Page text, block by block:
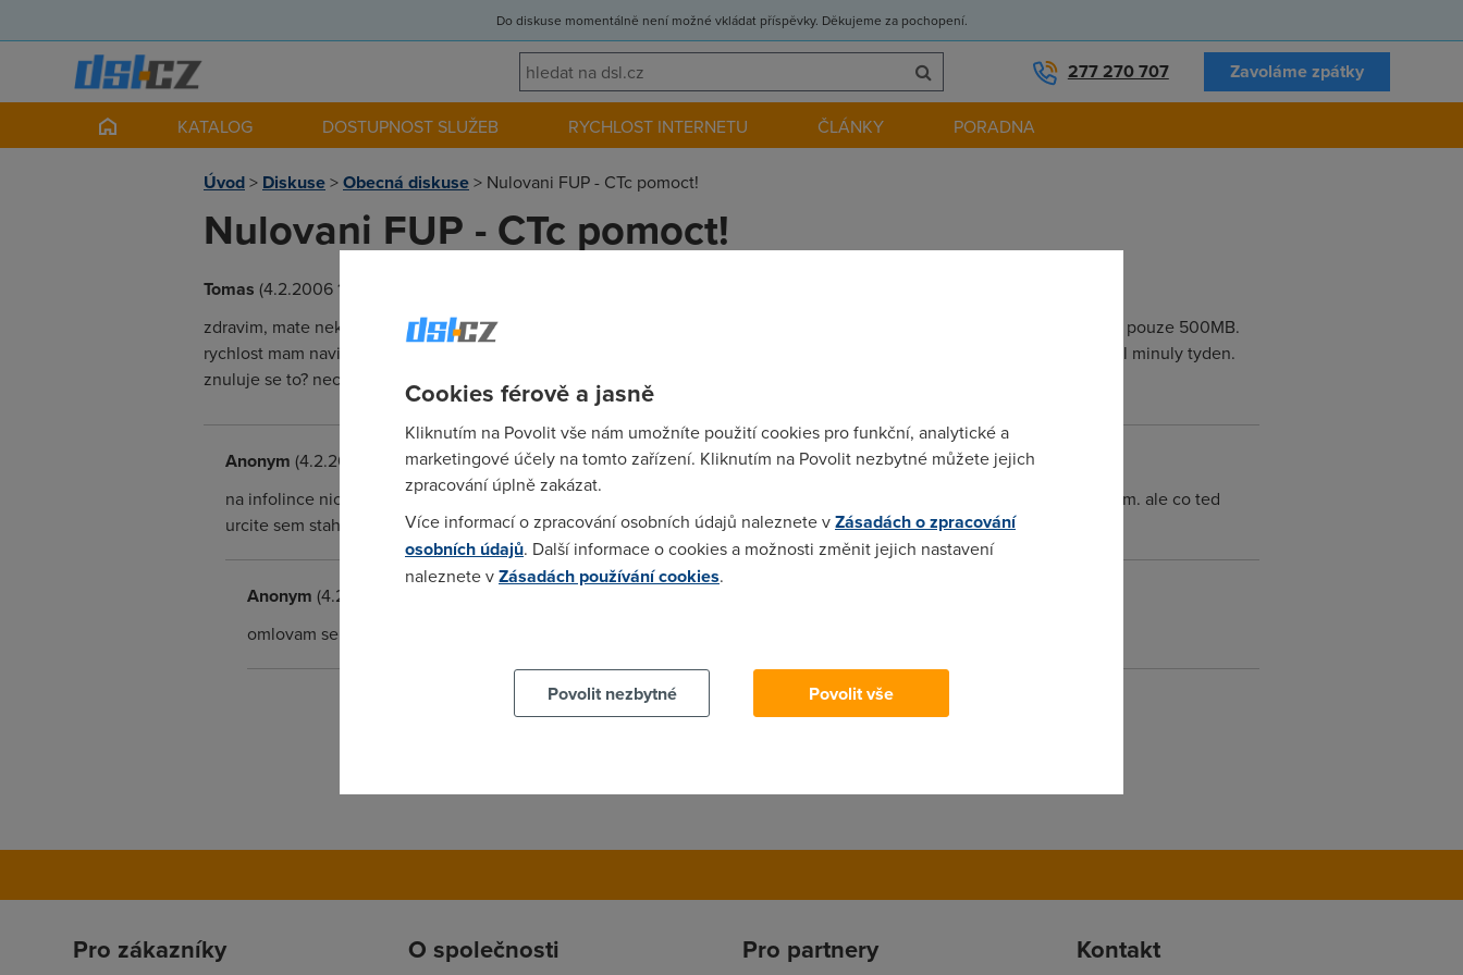
Do diskuse momentálně není možné vkládat příspěvky. Děkujeme za pochopení.
277 270 707 Zavoláme zpátky
KATALOG DOSTUPNOST SLUŽEB RYCHLOST INTERNETU ČLÁNKY PORADNA
Úvod> Diskuse>Obecná diskuse> Nulovani FUP - CTc pomoct!
Nulovani FUP - CTc pomoct!
Tomas (4.2.2006 16:30:17)
zdravim, mate nekdo skusenosti s nuovanim fupu? pocitadlo mi stale ukazuje 2,5GB z minuliho tejdne, od Ct sem stahnul pouze 500MB.
rychlost mam navisenou na 2048Mbit, ale v mojekonto mi to ukazuje limit 8GB - OK, ale stazeno 2,5GB, ktery sem stahnul minuly tyden.
znuluje se to? nechci bejt mesic na 128/128
Anonym (4.2.2006 16:32:00)
na infolince nic nevidej - porucha kdyz sem zadal minulej tejden o znulovani FUPu tak me vyfakli, ze si data stahnul sam. ale co ted
urcite sem stahnul 500MB. nevite kdy se to v aplikaci moje konto znuluje? dik..
Anonym (4.2.2006 16:33:34)
omlovam se za chyby, ale nejde tu editovat :(
Pro zákazníky O společnosti Pro partnery Kontakt
Cookies férově a jasně
Kliknutím na Povolit vše nám umožníte použití cookies pro funkční, analytické a
marketingové účely na tomto zařízení. Kliknutím na Povolit nezbytné můžete jejich
zpracování úplně zakázat.
Více informací o zpracování osobních údajů naleznete vZásadách o zpracování
osobních údajů. Další informace o cookies a možnosti změnit jejich nastavení
naleznete vZásadách používání cookies.
Povolit nezbytné
Povolit vše